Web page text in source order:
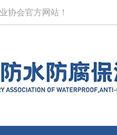
协会官方网站！